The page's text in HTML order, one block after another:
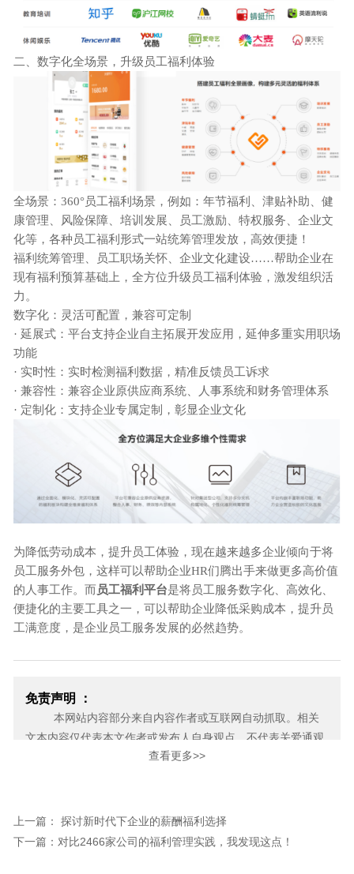
二、 数字化全场景，升级员工福利体验
全场景： 360°员工福利场景， 例如：年节福利、津贴补助、健
康管理、风险保障、培训发展、员工激励、特权服务、企业文
化等，各种 员工福利 形式一站统筹管理发放，高效便捷！
福利统筹管理、员工职场关怀、企业文化建设……帮助企业在
现有福利预算基础上，全方位升级员工福利体验，激发组织活
力。
数字化：灵活可配置，兼容可定制
· 延展式：平台支持企业自主拓展开发应用，延伸多重实用职场
功能
· 实时性：实时检测福利数据，精准反馈员工诉求
· 兼容性：兼容企业原供应商系统、人事系统和财务管理体系
· 定制化：支持企业专属定制，彰显企业文化
为降低劳动成本，提升员工体验，现在越来越多企业倾向于将
员工服务外包，这样可以帮助企业HR们腾出手来做更多高价值
的人事工作。而 员工福利平台是将员工服务数字化、高效化、
便捷化的主要工具之一，可以帮助企业降低采购成本，提升员
工满意度，是企业员工服务发展的必然趋势。
免责声明 ：
本网站内容部分来自内容作者或互联网自动抓取。相关
文本内容仅代表本文作者或发布人自身观点，不代表关爱通观
点或立场。关爱通力求此信息所述内容及观点的客观公正，但
家浏览，或不应无偿使用，请及时用电子邮件或电话通知我
们，关爱通会及时采取合理措施，避免给双方造成不必要的经
查看更多>>
上一篇： 探讨新时代下企业的薪酬福利选择
下一篇：对比2466家公司的福利管理实践，我发现这点！